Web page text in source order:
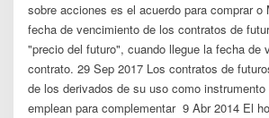
sobre acciones es el acuerdo para comprar o
fecha de vencimiento de los contratos de
"precio del futuro", cuando llegue la fecha de
contrato. 29 Sep 2017 Los contratos de
de los derivados de su uso como
emplean para complementar 9 Abr 2014 El